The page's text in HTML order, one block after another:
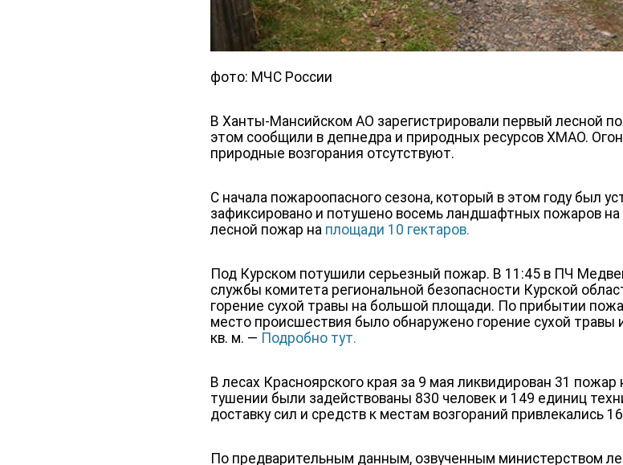
фото: МЧС России
В Ханты-Мансийском АО зарегистрировали первый лесной
этом сообщили в депнедра и природных ресурсов ХМАО.
природные возгорания отсутствуют.
С начала пожароопасного сезона, который в этом году был
зафиксировано и потушено восемь ландшафтных пожаров
лесной пожар на площади 10 гектаров.
Под Курском потушили серьезный пожар. В 11:45 в ПЧ
службы комитета региональной безопасности Курской
горение сухой травы на большой площади. По прибытии
место происшествия было обнаружено горение сухой
кв. м. — Подробно тут.
В лесах Красноярского края за 9 мая ликвидирован 31
тушении были задействованы 830 человек и 149 единиц
доставку сил и средств к местам возгораний привлекались
По предварительным данным, озвученным министерством